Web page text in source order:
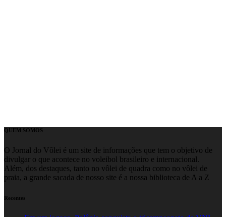
QUEM SOMOS
O Jornal do Vôlei é um site de informações que tem o objetivo de
divulgar o que acontece no voleibol brasileiro e internacional.
Além, dos destaques, tanto no vôlei de quadra como no vôlei de
praia, a grande sacada de nosso site é a nossa biblioteca de A a Z
Recentes